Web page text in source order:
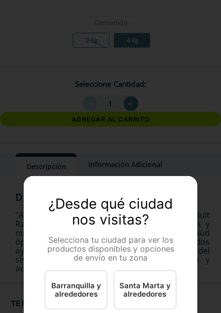
Contenido
2 Kg 4 Kg
Seleccione Cantidad
＋
AGREGAR AL CARRITO
Descripción Información Adicional
"Alimento seco Nestlé-Purina Dog Chow Adult
Razas Pequeñas X 2 Kl. Proporciona energía y
nutrientes equilibrados para mantener una salud
óptima. El Kre-Actif y los nutrientes seleccionados
ayudan en el cuidado de la piel, del pelaje y del
sistema inmunológico. Ideal para cachorros y
adultos de razas pequeñas."
TE RECOMENDAMOS
¿Desde qué ciudad
nos visitas?
Selecciona tu ciudad para ver los
productos disponibles y opciones
de envío en tu zona
Barranquilla y
alrededores
Santa Marta y
alrededores